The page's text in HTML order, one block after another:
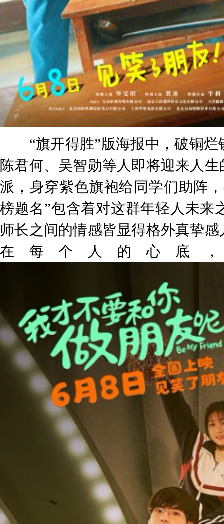
“旗开得胜”版海报中，破铜烂
陈君何、吴智勋等人即将迎来人
派，身穿紫色旗袍给同学们助阵
榜题名”包含着对这群年轻人未来
师长之间的情感皆显得格外真挚
在每个人的心底